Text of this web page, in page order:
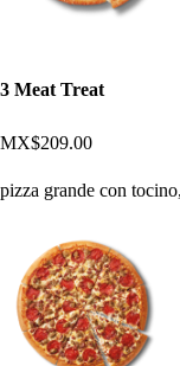
3 Meat Treat
MX$209.00
pizza grande con